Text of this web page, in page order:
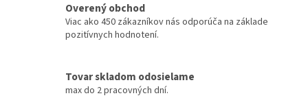
Overený obchod
Viac ako 450 zákazníkov nás odporúča na základe
pozitívnych hodnotení.
Tovar skladom odosielame
max do 2 pracovných dní.